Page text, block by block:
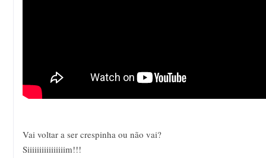
Vai voltar a ser crespinha ou não vai?
Siiiiiiiiiiiiiiiim!!!